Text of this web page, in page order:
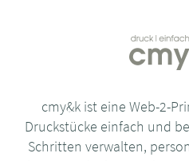
cmy&k ist eine Web-2-
Druckstücke einfach und
Schritten verwalten,